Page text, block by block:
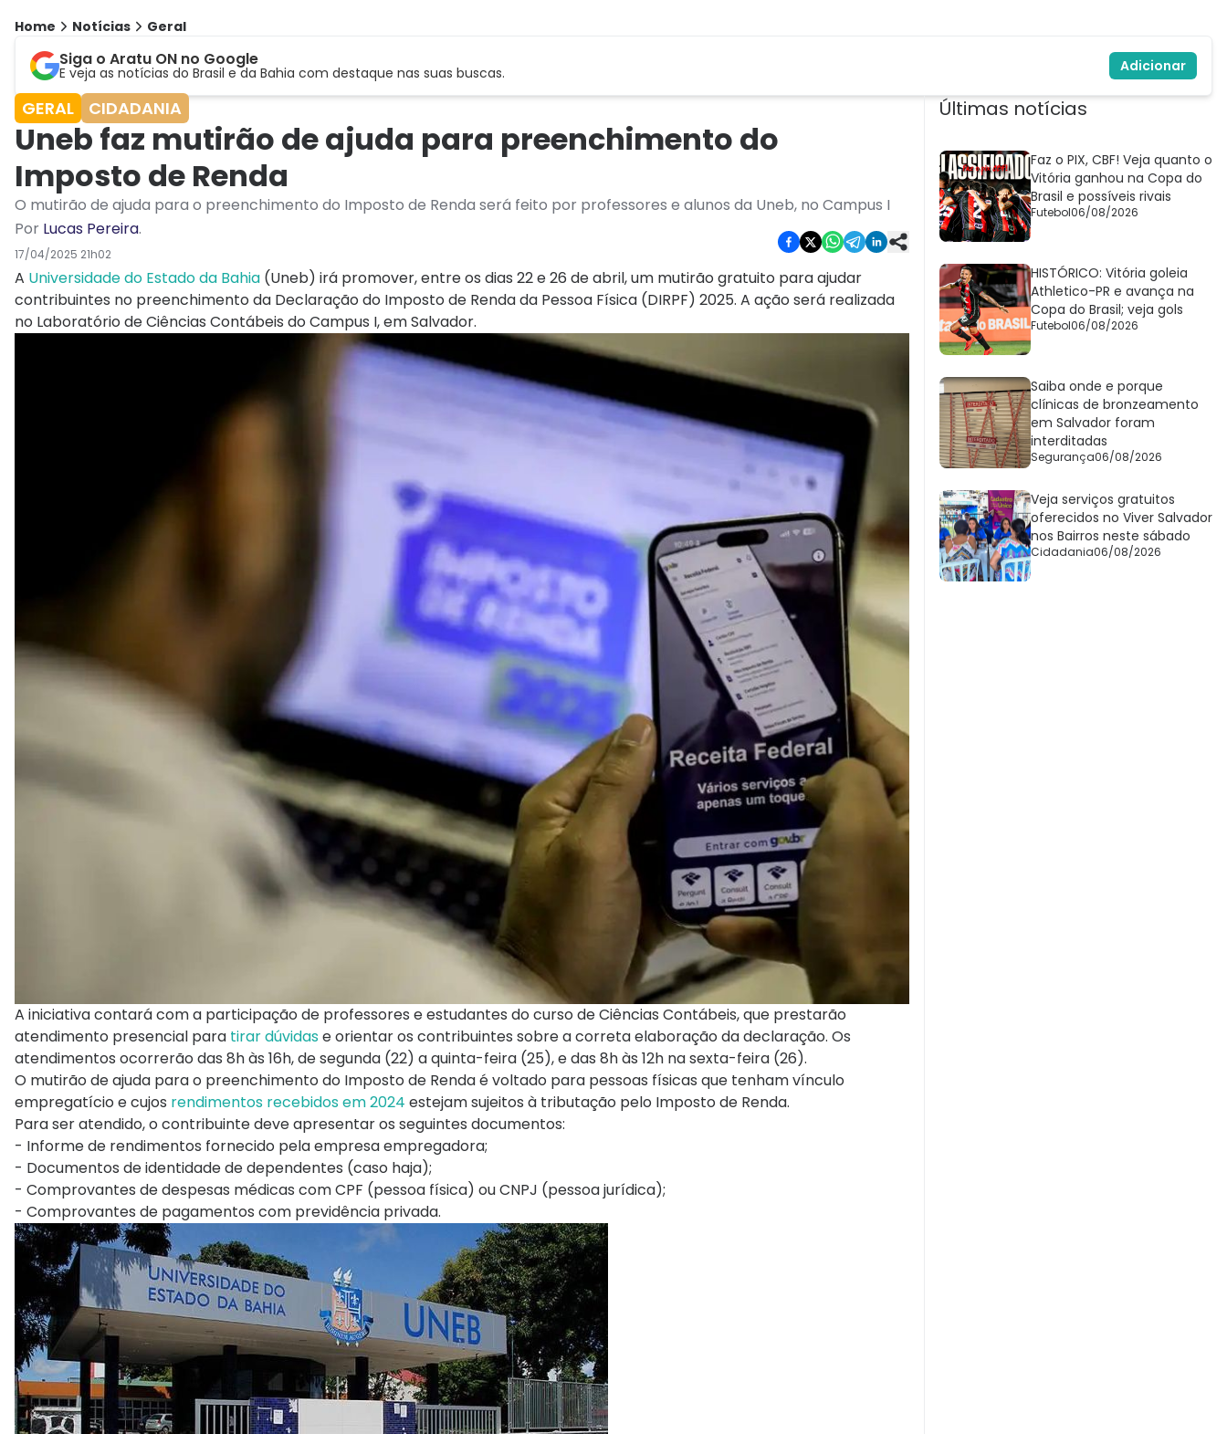
Home Notícias Geral
Siga o Aratu ON no Google
E veja as notícias do Brasil e da Bahia com destaque nas suas buscas. Adicionar
GERAL CIDADANIA
Uneb faz mutirão de ajuda para preenchimento do
Imposto de Renda
O mutirão de ajuda para o preenchimento do Imposto de Renda será feito por professores e alunos da Uneb, no Campus I
Por Lucas Pereira.
17/04/2025 21h02
A Universidade do Estado da Bahia (Uneb) irá promover, entre os dias 22 e 26 de abril, um mutirão gratuito para ajudar
contribuintes no preenchimento da Declaração do Imposto de Renda da Pessoa Física (DIRPF) 2025. A ação será realizada
no Laboratório de Ciências Contábeis do Campus I, em Salvador.
A iniciativa contará com a participação de professores e estudantes do curso de Ciências Contábeis, que prestarão
atendimento presencial para tirar dúvidase orientar os contribuintes sobre a correta elaboração da declaração. Os
atendimentos ocorrerão das 8h às 16h, de segunda (22) a quinta-feira (25), e das 8h às 12h na sexta-feira (26).
O mutirão de ajuda para o preenchimento do Imposto de Renda é voltado para pessoas físicas que tenham vínculo
empregatício e cujos rendimentos recebidos em 2024 estejam sujeitos à tributação pelo Imposto de Renda.
Para ser atendido, o contribuinte deve apresentar os seguintes documentos:
- Informe de rendimentos fornecido pela empresa empregadora;
- Documentos de identidade de dependentes (caso haja);
- Comprovantes de despesas médicas com CPF (pessoa física) ou CNPJ (pessoa jurídica);
- Comprovantes de pagamentos com previdência privada.
Últimas notícias
Faz o PIX, CBF! Veja quanto o
Vitória ganhou na Copa do
Brasil e possíveis rivais
Futebol06/08/2026
HISTÓRICO: Vitória goleia
Athletico-PR e avança na
Copa do Brasil; veja gols
Futebol06/08/2026
Saiba onde e porque
clínicas de bronzeamento
em Salvador foram
interditadas
Segurança06/08/2026
Veja serviços gratuitos
oferecidos no Viver Salvador
nos Bairros neste sábado
Cidadania06/08/2026